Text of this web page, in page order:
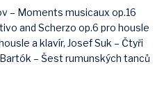
– Moments musicaux op.16
and Scherzo op.6 pro housle
a klavír, Josef Suk – Čtyři
– Šest rumunských tanců